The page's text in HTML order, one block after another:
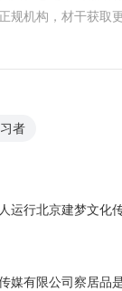
规机构，材干获取
者
运行北京建梦文化
媒有限公司察居品